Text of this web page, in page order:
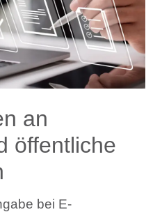
an
öffentliche
bei E-